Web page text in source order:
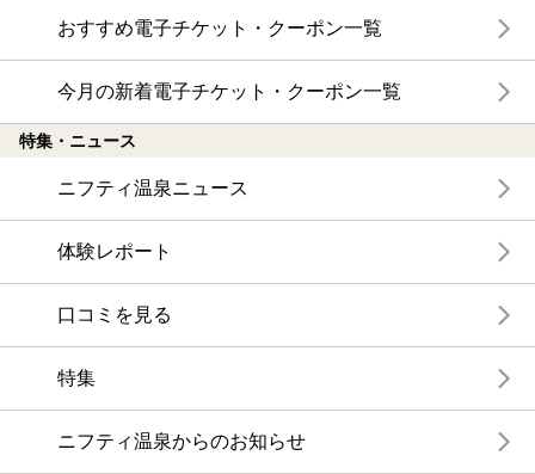
おすすめ電子チケット・クーポン一覧
今月の新着電子チケット・クーポン一覧
特集・ニュース
ニフティ温泉ニュース
体験レポート
口コミを見る
特集
ニフティ温泉からのお知らせ